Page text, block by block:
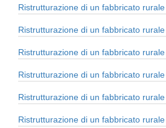
Ristrutturazione di un fabbricato
Ristrutturazione di un fabbricato
Ristrutturazione di un fabbricato
Ristrutturazione di un fabbricato
Ristrutturazione di un fabbricato
Ristrutturazione di un fabbricato